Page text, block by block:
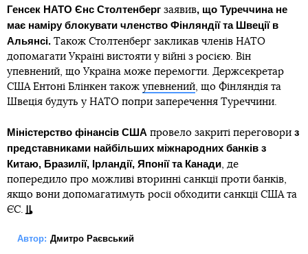
Генсек НАТО Єнс Столтенберг заявив, що Туреччина не
має наміру блокувати членство Фінляндії та Швеції в
Альянсі. Також Столтенберг закликав членів НАТО
допомагати Україні вистояти у війні з росією. Він
упевнений, що Україна може перемогти. Держсекретар
США Ентоні Блінкен також упевнений, що Фінляндія та
Швеція будуть у НАТО попри заперечення Туреччини.
Міністерство фінансів США провело закриті переговори з
представниками найбільших міжнародних банків з
Китаю, Бразилії, Ірландії, Японії та Канади, де
попередило про можливі вторинні санкції проти банків,
якщо вони допомагатимуть росії обходити санкції США та
ЄС.
Автор: Дмитро Раєвський